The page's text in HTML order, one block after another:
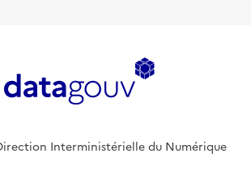
Interministérielle du Numérique